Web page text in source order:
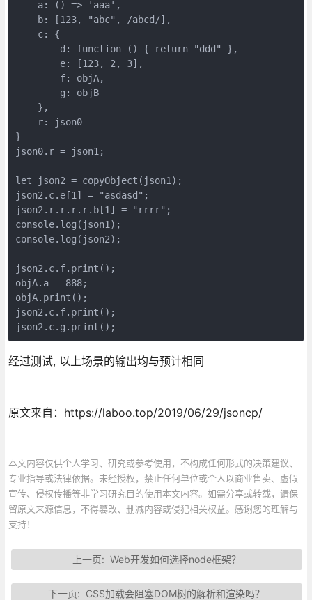
    a: () => 'aaa',
    b: [123, "abc", /abcd/],
    c: {
        d: function () { return "ddd" },
        e: [123, 2, 3],
        f: objA,
        g: objB
    },
    r: json0
}
json0.r = json1;
let json2 = copyObject(json1);
json2.c.e[1] = "asdasd";
json2.r.r.r.r.b[1] = "rrrr";
console.log(json1);
console.log(json2);
json2.c.f.print();
objA.a = 888;
objA.print();
json2.c.f.print();
json2.c.g.print();
经过测试, 以上场景的输出均与预计相同
原文来自：https://laboo.top/2019/06/29/jsoncp/
本文内容仅供个人学习、研究或参考使用，不构成任何形式的决策建议、
专业指导或法律依据。未经授权，禁止任何单位或个人以商业售卖、虚假
宣传、侵权传播等非学习研究目的使用本文内容。如需分享或转载，请保
留原文来源信息，不得篡改、删减内容或侵犯相关权益。感谢您的理解与
支持！
上一页: Web开发如何选择node框架？
下一页: CSS加载会阻塞DOM树的解析和渲染吗？